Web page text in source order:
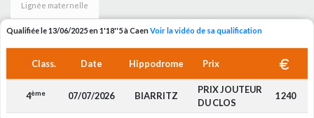
Lignée maternelle
Qualifiée le 13/06/2025 en 1'18''5 à CaenVoir la vidéo de sa qualification
Class. Date Hippodrome Prix
4ème 07/07/2026 BIARRITZ
PRIX JOUTEUR
DU CLOS
1 240